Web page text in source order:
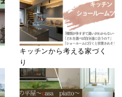
キッチンから考える家づく
り